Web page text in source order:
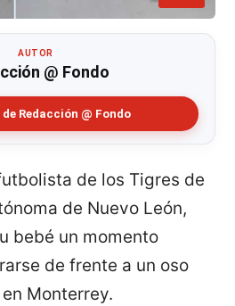
AUTOR
@ Fondo
Redacción @ Fondo
de los Tigres de
de Nuevo León,
bebé un momento
de frente a un oso
Monterrey.